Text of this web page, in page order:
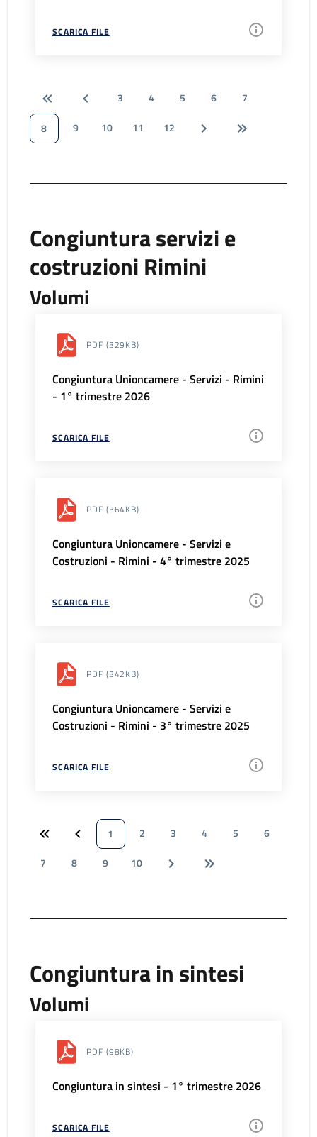
SCARICA FILE
3 4 5 6
7
8
9 10 11 12
Congiuntura servizi e
costruzioni Rimini
Volumi
PDF (329KB)
Congiuntura Unioncamere - Servizi - Rimini
- 1° trimestre 2026
SCARICA FILE
PDF (364KB)
Congiuntura Unioncamere - Servizi e
Costruzioni - Rimini - 4° trimestre 2025
SCARICA FILE
PDF (342KB)
Congiuntura Unioncamere - Servizi e
Costruzioni - Rimini - 3° trimestre 2025
SCARICA FILE
1 2 3 4 5
6
7
8 9 10
Congiuntura in sintesi
Volumi
PDF (98KB)
Congiuntura in sintesi - 1° trimestre 2026
SCARICA FILE